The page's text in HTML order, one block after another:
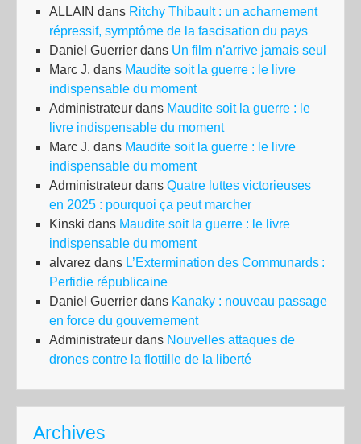
ALLAIN dans Ritchy Thibault : un acharnement
répressif, symptôme de la fascisation du pays
Daniel Guerrier dans Un film n’arrive jamais seul
Marc J. dans Maudite soit la guerre : le livre
indispensable du moment
Administrateur dans Maudite soit la guerre : le
livre indispensable du moment
Marc J. dans Maudite soit la guerre : le livre
indispensable du moment
Administrateur dans Quatre luttes victorieuses
en 2025 : pourquoi ça peut marcher
Kinski dans Maudite soit la guerre : le livre
indispensable du moment
alvarez dans L’Extermination des Communards :
Perfidie républicaine
Daniel Guerrier dans Kanaky : nouveau passage
en force du gouvernement
Administrateur dans Nouvelles attaques de
drones contre la flottille de la liberté
Archives